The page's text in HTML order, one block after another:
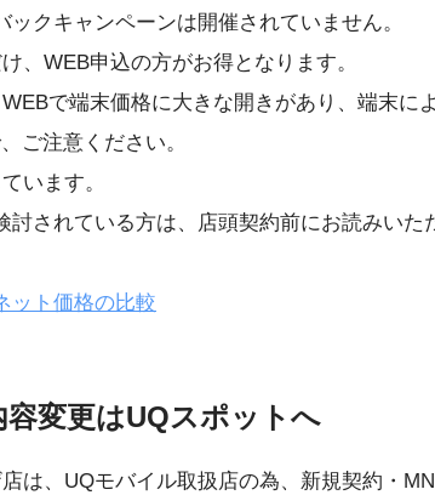
クキャンペーンは開催されていません。
、WEB申込の方がお得となります。
で端末価格に大きな開きがあり、端末に
ご注意ください。
います。
討されている方は、店頭契約前にお読みいた
ット価格の比較
変更はUQスポットへ
は、UQモバイル取扱店の為、新規契約・